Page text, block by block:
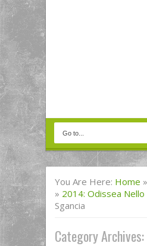
You Are Here: Home »
» 2014: Odissea Nello
Sgancia
Category Archives: